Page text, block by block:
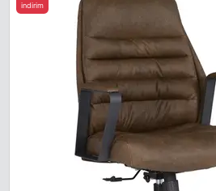
indirim